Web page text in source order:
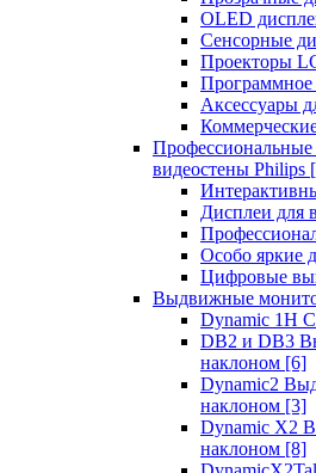
OLED
Сенсорные
Проекторы
Программное
Аксессуары
видеостены Philips
Дисплеи для
Особо яркие
Цифровые
Выдвижные
Dynamic 1Н
DB2 и DB3
наклоном [6]
Dynamic2
наклоном [3]
Dynamic X2
наклоном [8]